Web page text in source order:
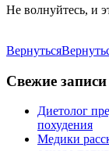
Не волнуйтесь, и
Вернуться
Свежие записи
Диетолог
похудения
Медики